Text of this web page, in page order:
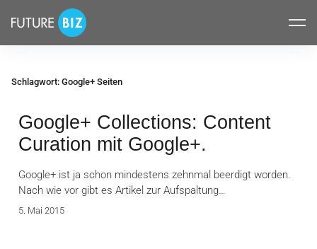
überspringen
FUTUREBIZ
Schlagwort: Google+ Seiten
Google+ Collections: Content
Curation mit Google+.
Google+ ist ja schon mindestens zehnmal beerdigt worden.
Nach wie vor gibt es Artikel zur Aufspaltung…
5. Mai 2015